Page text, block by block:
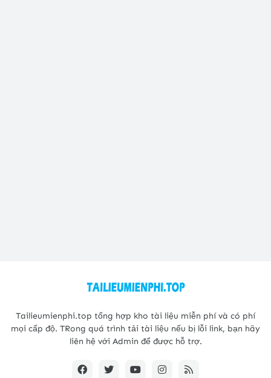
Tailieumienphi.top tổng hợp kho tài liệu miễn phí và có phí
mọi cấp độ. TRong quá trình tải tài liệu nếu bị lỗi link, bạn hãy
liên hệ với Admin để được hỗ trợ.